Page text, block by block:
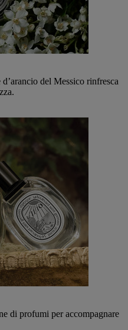
del Messico rinfresca
di profumi per accompagnare